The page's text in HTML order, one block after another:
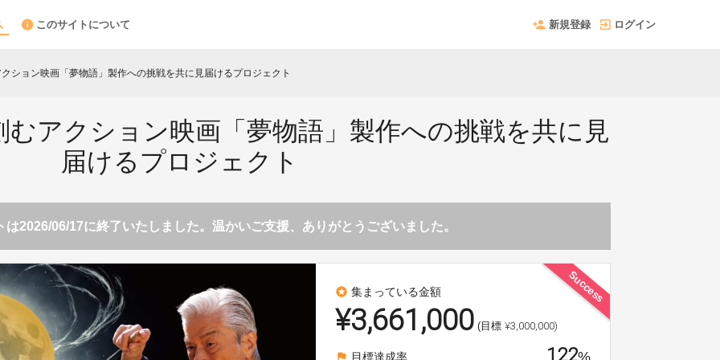
このサイトについて 新規登録 ログイン
ション映画「夢物語」製作への挑戦を共に見届けるプロジェクト
むアクション映画「夢物語」製作への挑戦を共に見
届けるプロジェクト
は2026/06/17に終了いたしました。温かいご支援、ありがとうございました。
Success
stars 集まっている金額
¥3,661,000 (目標 ¥3,000,000)
flag 目標達成率 122%